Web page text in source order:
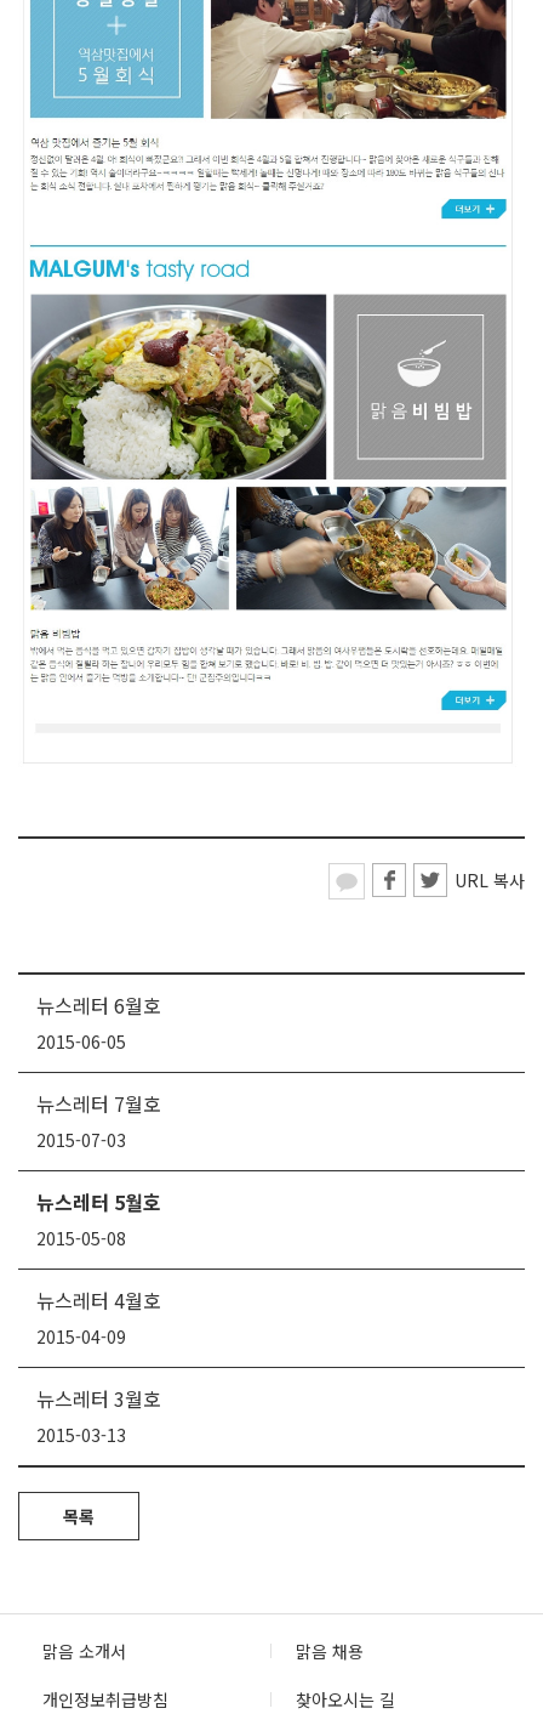
URL 복사
뉴스레터 6월호
2015-06-05
뉴스레터 7월호
2015-07-03
뉴스레터 5월호
2015-05-08
뉴스레터 4월호
2015-04-09
뉴스레터 3월호
2015-03-13
목록
맑음 소개서
맑음 채용
개인정보취급방침
찾아오시는 길